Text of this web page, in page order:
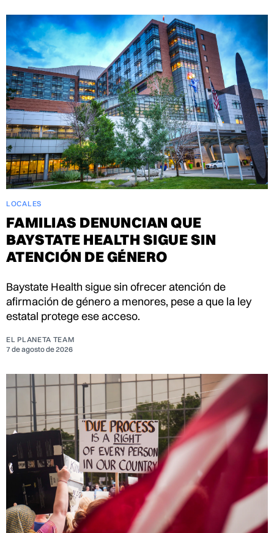
LOCALES
FAMILIAS DENUNCIAN QUE
BAYSTATE HEALTH SIGUE SIN
ATENCIÓN DE GÉNERO
Baystate Health sigue sin ofrecer atención de
afirmación de género a menores, pese a que la ley
estatal protege ese acceso.
EL PLANETA TEAM
7 de agosto de 2026